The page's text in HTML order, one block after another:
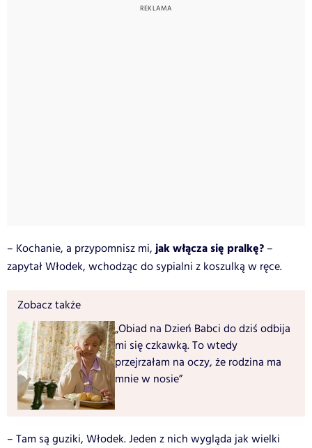
– Kochanie, a przypomnisz mi,jak włącza się pralkę? –
zapytał Włodek, wchodząc do sypialni z koszulką w ręce.
Zobacz także
„Obiad na Dzień Babci do dziś odbija
mi się czkawką. To wtedy
przejrzałam na oczy, że rodzina ma
mnie w nosie”
– Tam są guziki, Włodek. Jeden z nich wygląda jak wielki